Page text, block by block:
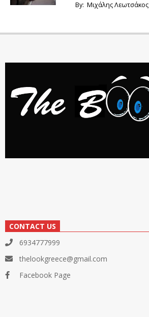
By: Μιχάλης Λεωτσάκος
CONTACT US
6934777999
thelookgreece@gmail.com
Facebook Page